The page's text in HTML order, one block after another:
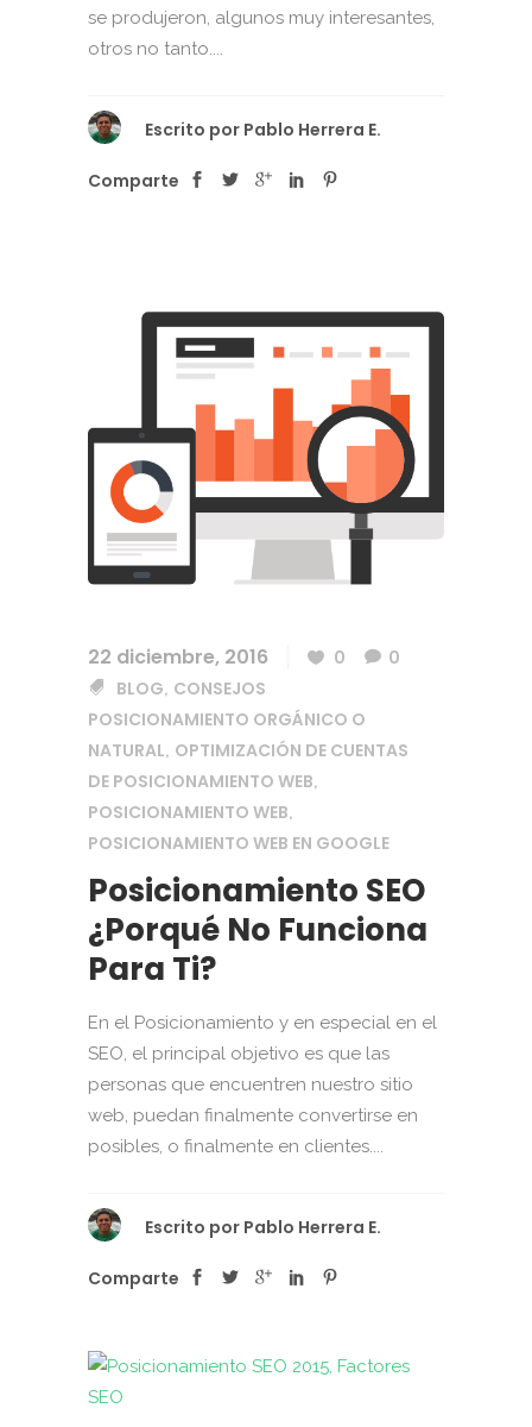
se produjeron, algunos muy interesantes,
otros no tanto....
Escrito por Pablo Herrera E.
Comparte
22 diciembre, 2016 0
0
BLOG, CONSEJOS
POSICIONAMIENTO ORGÁNICO O
NATURAL, OPTIMIZACIÓN DE CUENTAS
DE POSICIONAMIENTO WEB,
POSICIONAMIENTO WEB,
POSICIONAMIENTO WEB EN GOOGLE
Posicionamiento SEO
¿Porqué No Funciona
Para Ti?
En el Posicionamiento y en especial en el
SEO, el principal objetivo es que las
personas que encuentren nuestro sitio
web, puedan finalmente convertirse en
posibles, o finalmente en clientes....
Escrito por Pablo Herrera E.
Comparte